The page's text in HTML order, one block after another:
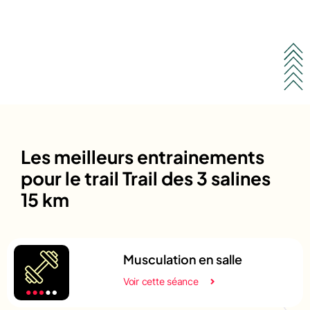
Les meilleurs entrainements
pour le trail Trail des 3 salines
15 km
Musculation en salle
Voir cette séance